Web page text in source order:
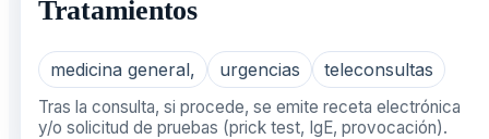
Tratamientos
medicina general, urgencias teleconsultas
Tras la consulta, si procede, se emite receta electrónica
y/o solicitud de pruebas (prick test, IgE, provocación).